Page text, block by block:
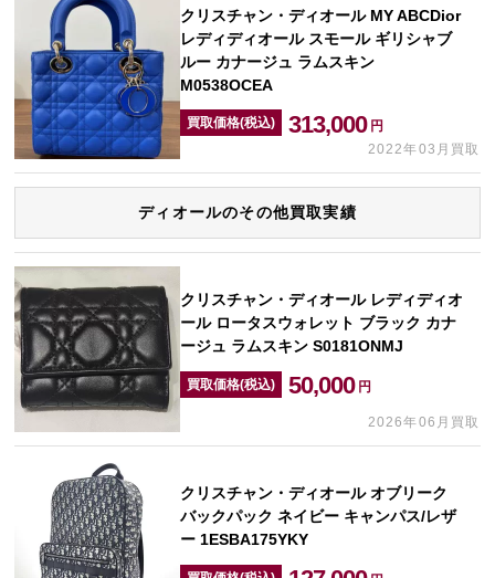
クリスチャン・ディオール MY ABCDior
レディディオール スモール ギリシャブ
ルー カナージュ ラムスキン
M0538OCEA
買取価格(税込) 313,000 円
2022年03月買取
ディオールのその他買取実績
クリスチャン・ディオール レディディオ
ール ロータスウォレット ブラック カナ
ージュ ラムスキン S0181ONMJ
買取価格(税込) 50,000 円
2026年06月買取
クリスチャン・ディオール オブリーク
バックパック ネイビー キャンパス/レザ
ー 1ESBA175YKY